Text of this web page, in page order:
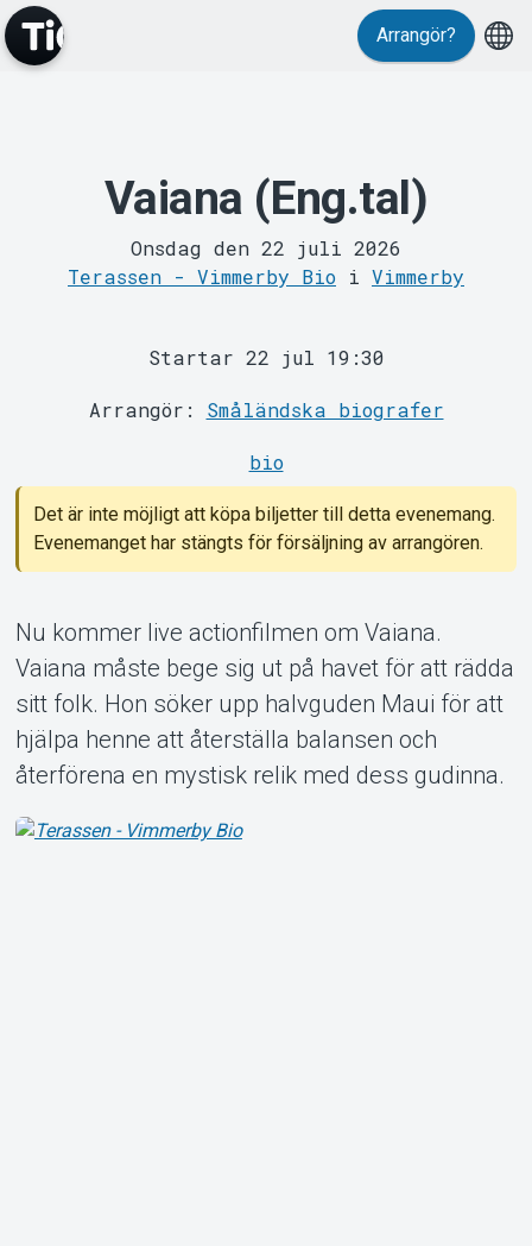
MyTickster
Om Tickster
Arrangör?
Vaiana (Eng.tal)
Onsdag den 22 juli 2026
Terassen - Vimmerby Bio i Vimmerby
Startar 22 jul 19:30
Arrangör: Småländska biografer
bio
Det är inte möjligt att köpa biljetter till detta evenemang.
Evenemanget har stängts för försäljning av arrangören.
Nu kommer live actionfilmen om Vaiana.
Vaiana måste bege sig ut på havet för att rädda
sitt folk. Hon söker upp halvguden Maui för att
hjälpa henne att återställa balansen och
återförena en mystisk relik med dess gudinna.